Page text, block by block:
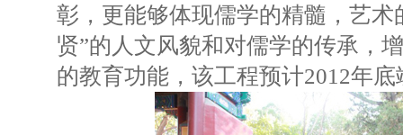
彰，更能够体现儒学的精髓，艺术
贤”的人文风貌和对儒学的传承，
的教育功能，该工程预计2012年底